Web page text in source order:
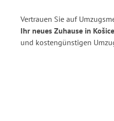
Vertrauen Sie auf
Ihr neues Zuhause in
und kostengünstigen